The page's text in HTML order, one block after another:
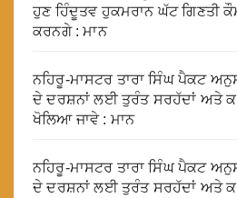
ਹੁਣ ਹਿੰਦੂਤਵ ਹੁਕਮਰਾਨ ਘੱਟ ਗਿਣਤੀ
ਕਰਨਗੇ : ਮਾਨ
ਨਹਿਰੂ-ਮਾਸਟਰ ਤਾਰਾ ਸਿੰਘ ਪੈਕਟ
ਦੇ ਦਰਸ਼ਨਾਂ ਲਈ ਤੁਰੰਤ ਸਰਹੱਦਾਂ ਅਤੇ
ਖੋਲਿਆ ਜਾਵੇ : ਮਾਨ
ਨਹਿਰੂ-ਮਾਸਟਰ ਤਾਰਾ ਸਿੰਘ ਪੈਕਟ
ਦੇ ਦਰਸ਼ਨਾਂ ਲਈ ਤੁਰੰਤ ਸਰਹੱਦਾਂ ਅਤੇ